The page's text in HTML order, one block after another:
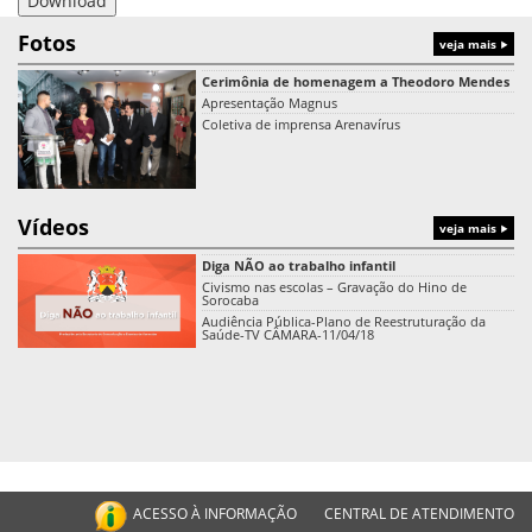
Fotos veja mais
Cerimônia de homenagem a Theodoro Mendes
Apresentação Magnus
Coletiva de imprensa Arenavírus
Vídeos veja mais
Diga NÃO ao trabalho infantil
Civismo nas escolas – Gravação do Hino de
Sorocaba
Audiência Pública-Plano de Reestruturação da
Saúde-TV CÂMARA-11/04/18
ACESSO À INFORMAÇÃO CENTRAL DE ATENDIMENTO